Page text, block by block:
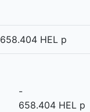
658.404 HEL p
-
658.404 HEL p